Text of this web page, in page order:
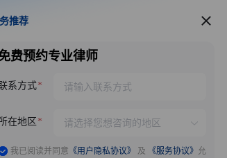
服务推荐
推荐
费预约专业律师
系方式
在地区
我已阅读并同意 《用户隐私协议》 及 《服务协议》 允